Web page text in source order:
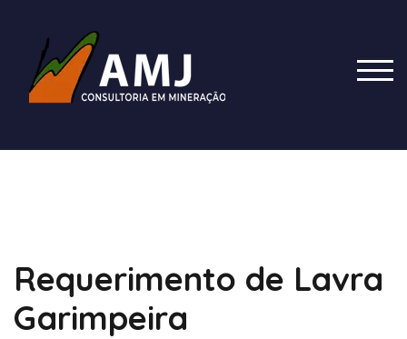
content
Requerimento de Lavra
Garimpeira